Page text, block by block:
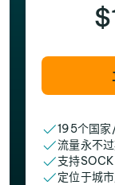
195个国家
流量永不
支持
定位于城